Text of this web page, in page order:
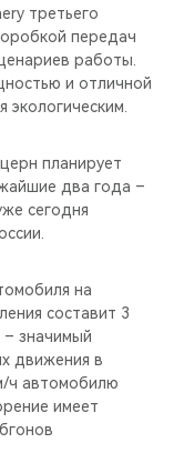
третьего
передач
работы.
и отличной
экологическим.
планирует
два года –
сегодня
на
составит 3
– значимый
движения в
ч автомобилю
имеет